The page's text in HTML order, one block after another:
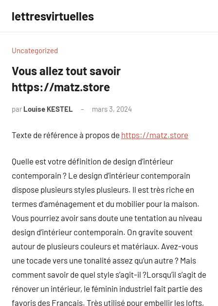
contenu
lettresvirtuelles
Uncategorized
Vous allez tout savoir
https://matz.store
par Louise KESTEL mars 3, 2024
Texte de référence à propos de https://matz.store
Quelle est votre définition de design d’intérieur
contemporain ? Le design d’intérieur contemporain
dispose plusieurs styles plusieurs. Il est très riche en
termes d’aménagement et du mobilier pour la maison.
Vous pourriez avoir sans doute une tentation au niveau
design d’intérieur contemporain. On gravite souvent
autour de plusieurs couleurs et matériaux. Avez-vous
une tocade vers une tonalité assez qu’un autre ? Mais
comment savoir de quel style s’agit-il ?Lorsqu’il s’agit de
rénover un intérieur, le féminin industriel fait partie des
favoris des Français. Très utilisé pour embellir les lofts,